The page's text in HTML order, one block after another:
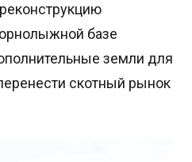
базе
земли для
скотный рынок